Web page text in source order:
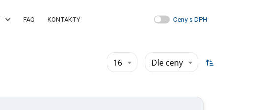
FAQ KONTAKTY Ceny s DPH
16 Dle ceny